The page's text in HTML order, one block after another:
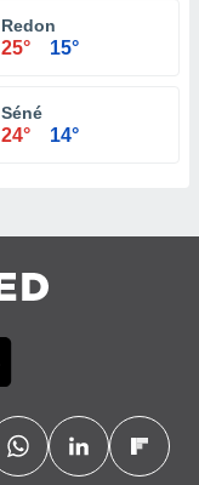
Redon
25° 15°
Séné
24° 14°